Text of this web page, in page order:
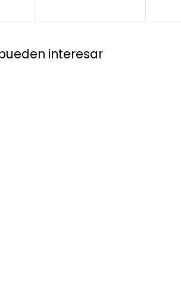
5
.
interesar